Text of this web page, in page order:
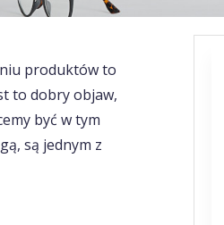
produktów to
to dobry objaw,
być w tym
są jednym z